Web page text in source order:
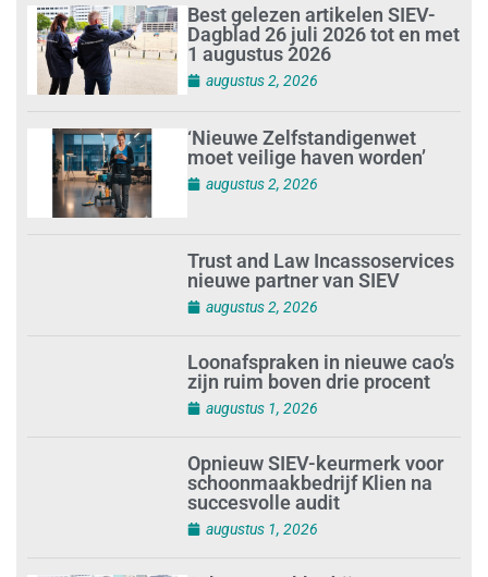
augustus 2, 2026
Loonafspraken in nieuwe cao’s
augustus 1, 2026
succesvolle audit
augustus 1, 2026
Schoonmaakbedrijven moeten
zich voorbereiden op strengere
controles bij inhuur van
personeel
augustus 1, 2026